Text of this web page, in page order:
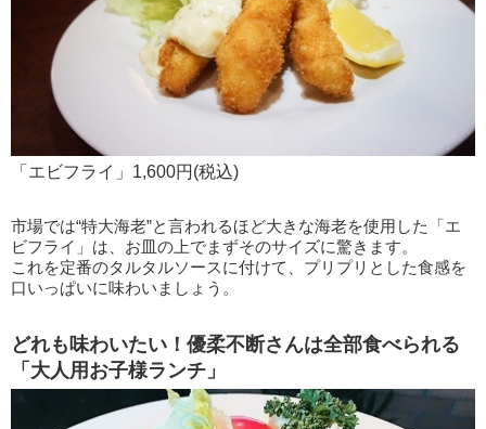
「エビフライ」1,600円(税込)
市場では“特大海老”と言われるほど大きな海老を使用した「エ
ビフライ」は、お皿の上でまずそのサイズに驚きます。
これを定番のタルタルソースに付けて、プリプリとした食感を
口いっぱいに味わいましょう。
どれも味わいたい！優柔不断さんは全部食べられる
「大人用お子様ランチ」